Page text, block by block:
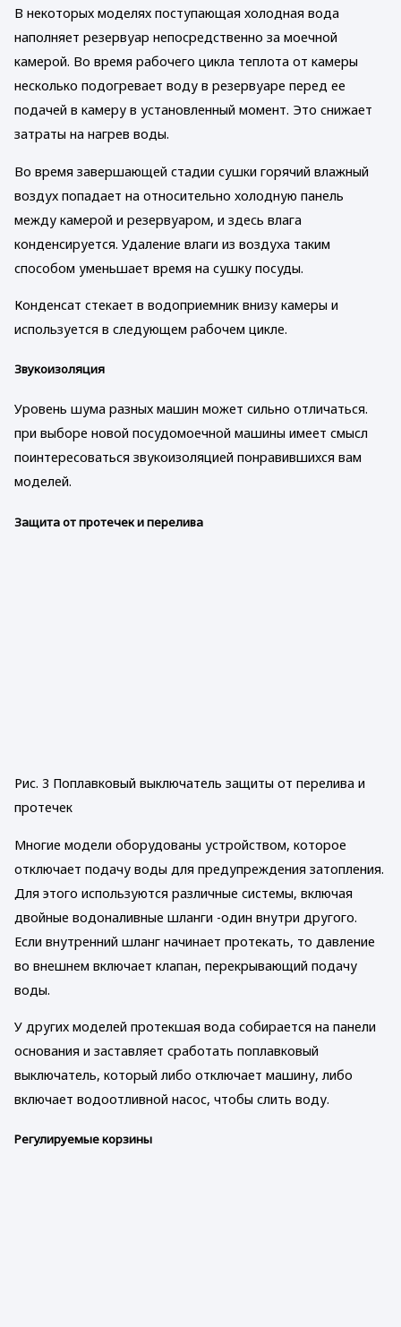
В некоторых моделях поступающая холодная вода
наполняет резервуар непосредственно за моечной
камерой. Во время рабочего цикла теплота от камеры
несколько подогревает воду в резервуаре перед ее
подачей в камеру в установленный момент. Это снижает
затраты на нагрев воды.
Во время завершающей стадии сушки горячий влажный
воздух попадает на относительно холодную панель
между камерой и резервуаром, и здесь влага
конденсируется. Удаление влаги из воздуха таким
способом уменьшает время на сушку посуды.
Конденсат стекает в водоприемник внизу камеры и
используется в следующем рабочем цикле.
Звукоизоляция
Уровень шума разных машин может сильно отличаться.
при выборе новой посудомоечной машины имеет смысл
поинтересоваться звукоизоляцией понравившихся вам
моделей.
Защита от протечек и перелива
Рис. 3 Поплавковый выключатель защиты от перелива и
протечек
Многие модели оборудованы устройством, которое
отключает подачу воды для предупреждения затопления.
Для этого используются различные системы, включая
двойные водоналивные шланги -один внутри другого.
Если внутренний шланг начинает протекать, то давление
во внешнем включает клапан, перекрывающий подачу
воды.
У других моделей протекшая вода собирается на панели
основания и заставляет сработать поплавковый
выключатель, который либо отключает машину, либо
включает водоотливной насос, чтобы слить воду.
Регулируемые корзины